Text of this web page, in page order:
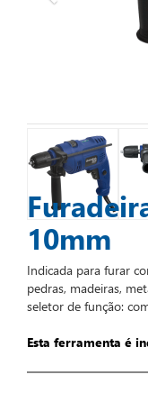
10mm
Indicada para furar
pedras, madeiras,
seletor de função:
Esta ferramenta é